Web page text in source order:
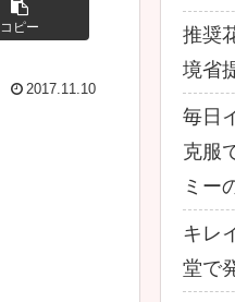
コピー
2017.11.10
推奨
境省
毎日
克服
ミー
キレ
堂で